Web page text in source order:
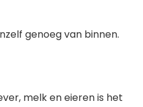
genoeg van binnen.
melk en eieren is het